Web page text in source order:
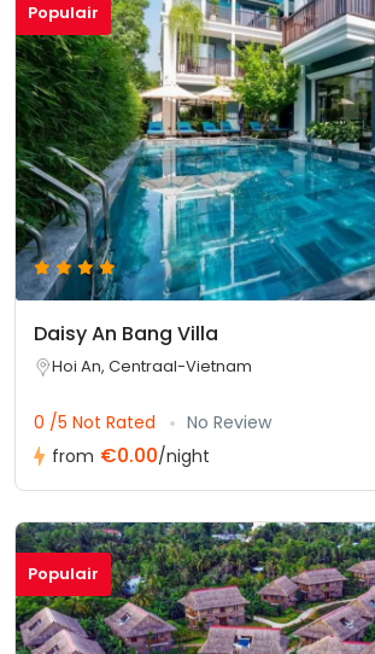
Populair
Daisy An Bang Villa
Hoi An, Centraal-Vietnam
0 /5 Not Rated
No Review
from €0.00/night
Populair